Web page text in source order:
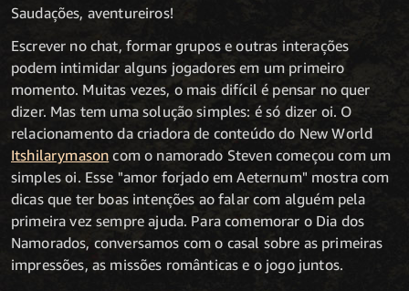
Saudações, aventureiros!
Escrever no chat, formar grupos e outras interações
podem intimidar alguns jogadores em um primeiro
momento. Muitas vezes, o mais difícil é pensar no quer
dizer. Mas tem uma solução simples: é só dizer oi. O
relacionamento da criadora de conteúdo do New World
Itshilarymason com o namorado Steven começou com um
simples oi. Esse "amor forjado em Aeternum" mostra com
dicas que ter boas intenções ao falar com alguém pela
primeira vez sempre ajuda. Para comemorar o Dia dos
Namorados, conversamos com o casal sobre as primeiras
impressões, as missões românticas e o jogo juntos.